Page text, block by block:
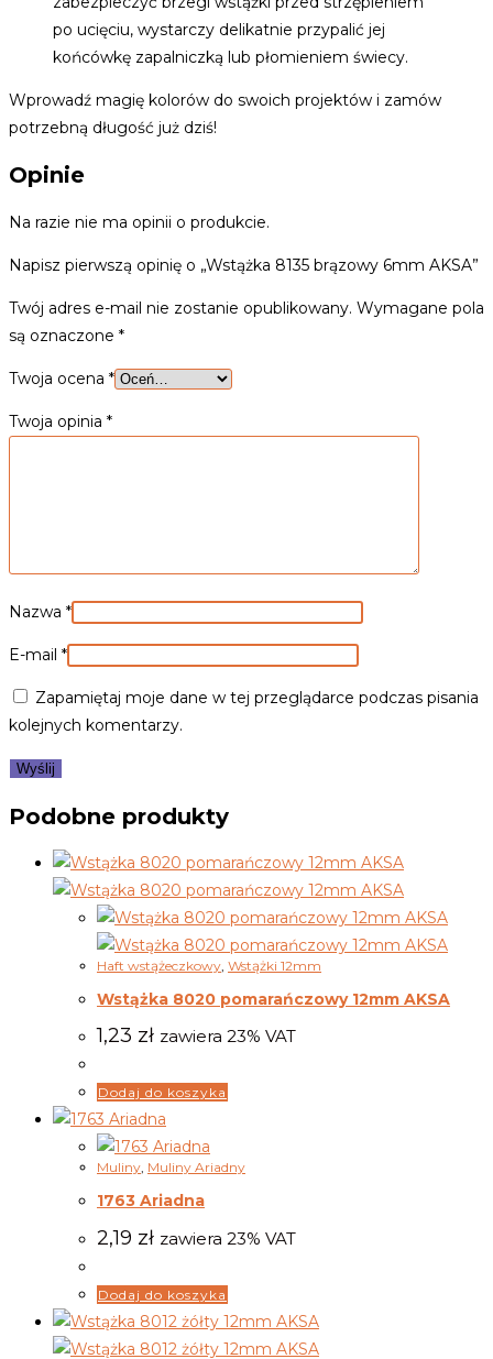
po ucięciu, wystarczy delikatnie przypalić jej
końcówkę zapalniczką lub płomieniem świecy.
Wprowadź magię kolorów do swoich projektów i zamów
potrzebną długość już dziś!
Opinie
Na razie nie ma opinii o produkcie.
Napisz pierwszą opinię o „Wstążka 8135 brązowy 6mm AKSA”
Twój adres e-mail nie zostanie opublikowany. Wymagane pola
są oznaczone *
Twoja ocena *
Twoja opinia *
Nazwa *
E-mail *
Zapamiętaj moje dane w tej przeglądarce podczas pisania
kolejnych komentarzy.
Podobne produkty
Haft wstążeczkowy, Wstążki 12mm
Wstążka 8020 pomarańczowy 12mm AKSA
1,23 zł zawiera 23% VAT
Dodaj do koszyka
Muliny, Muliny Ariadny
1763 Ariadna
2,19 zł zawiera 23% VAT
Dodaj do koszyka